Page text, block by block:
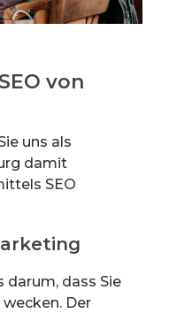
von
uns als
damit
SEO
darum, dass Sie
wecken. Der